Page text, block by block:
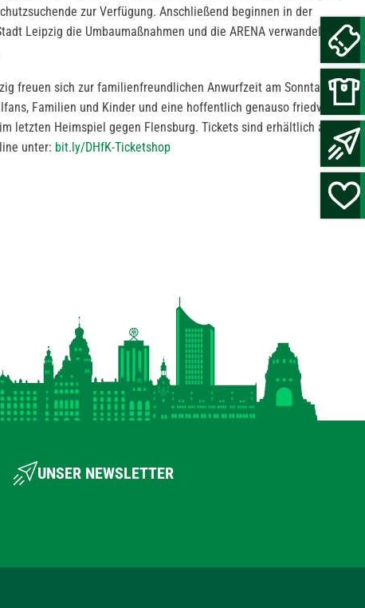
zur Verfügung. Anschließend beginnen in der
Leipzig die Umbaumaßnahmen und die ARENA verwandelt sich
freuen sich zur familienfreundlichen Anwurfzeit am Sonntag um
Familien und Kinder und eine hoffentlich genauso friedvolle
letzten Heimspiel gegen Flensburg. Tickets sind erhältlich am
unter: bit.ly/DHfK-Ticketshop
UNSER NEWSLETTER